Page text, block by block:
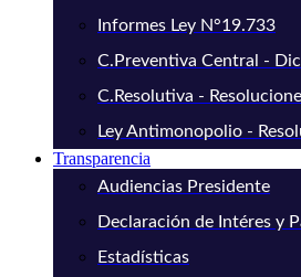
Informes Ley N°19.733
C.Preventiva Central -
C.Resolutiva -
Ley Antimonopolio -
Transparencia
Audiencias Presidente
Declaración de Intéres y
Estadísticas